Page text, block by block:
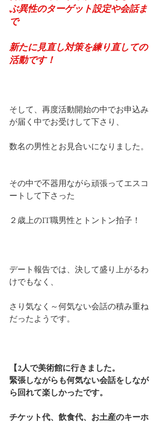
ぶ異性のターゲット設定や会話ま
で
新たに見直し対策を練り直しての
活動です！
そして、再度活動開始の中でお申込み
が届く中でお受けして下さり、
数名の男性とお見合いになりました。
その中で不器用ながら頑張ってエスコ
ートして下さった
２歳上のIT職男性とトントン拍子！
デート報告では、決して盛り上がるわ
けでもなく、
さり気なく～何気ない会話の積み重ね
だったようです。
【2人で美術館に行きました。
緊張しながらも何気ない会話をしなが
ら回れて楽しかったです。
チケット代、飲食代、お土産のキーホ